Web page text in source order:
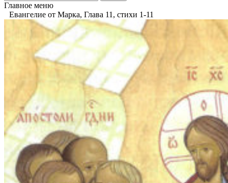
Главное меню
Евангелие от Марка, Глава 11, стихи 1-11